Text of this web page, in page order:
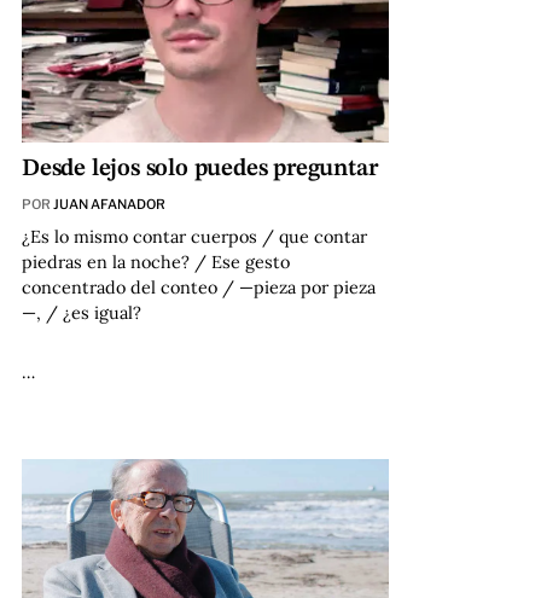
Desde lejos solo puedes preguntar
POR JUAN AFANADOR
¿Es lo mismo contar cuerpos / que contar
piedras en la noche? / Ese gesto
concentrado del conteo / —pieza por pieza
—, / ¿es igual?
…